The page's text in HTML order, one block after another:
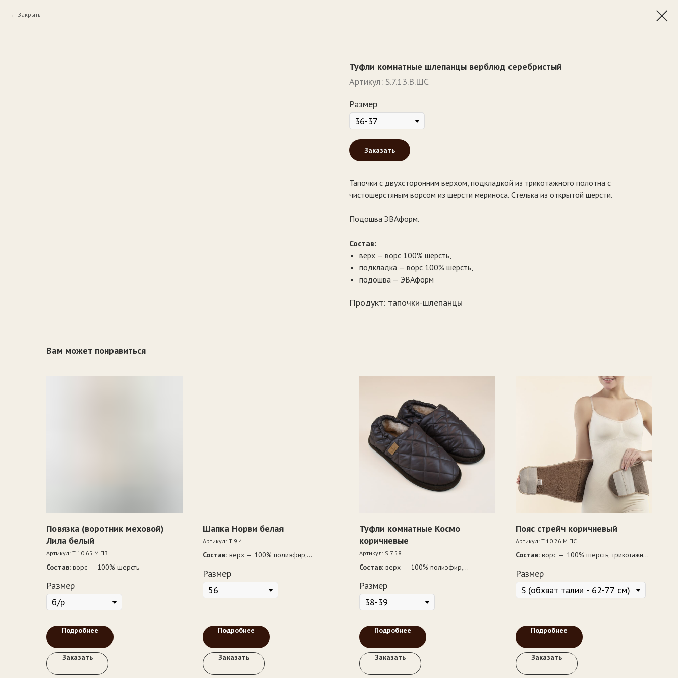
Закрыть
Туфли комнатные шлепанцы верблюд серебристый
Артикул: S.7.13.В.ШС
Размер
Заказать
Тапочки с двухсторонним верхом, подкладкой из трикотажного полотна с
чистошерстяным ворсом из шерсти мериноса. Стелька из открытой шерсти.
Подошва ЭВАформ.
Состав:
верх — ворс 100% шерсть,
подкладка — ворс 100% шерсть,
подошва — ЭВАформ
Продукт: тапочки-шлепанцы
Вам может понравиться
Повязка (воротник меховой)
Лила белый
Артикул: Т.10.65.М.ПВ
Состав: ворс — 100% шерсть
Размер
Подробнее
Заказать
Шапка Норви белая
Артикул: Т.9.4
Состав: верх — 100% полиэфир,
утеплитель — полиэфирное волокно
Размер
Подробнее
Заказать
Туфли комнатные Космо
коричневые
Артикул: S.7.58
Состав: верх — 100% полиэфир,
— ЭВА
Размер
Подробнее
Заказать
Пояс стрейч коричневый
Артикул: T.10.26.М.ПС
Состав: ворс — 100% шерсть, трикотажная
Размер
Подробнее
Заказать